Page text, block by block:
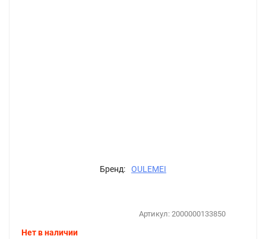
Бренд: OULEMEI
Артикул: 2000000133850
Нет в наличии